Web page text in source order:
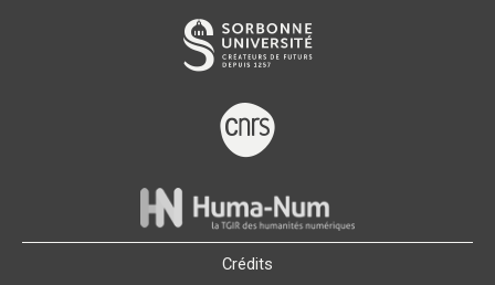
Crédits